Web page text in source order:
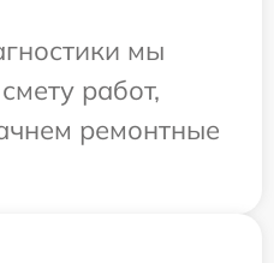
мы
работ,
ремонтные